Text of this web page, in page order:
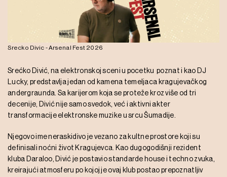
Srecko Divic - Arsenal Fest 2026
Srećko Divić, na elektronskoj sceni u pocetku poznat i kao DJ
Lucky, predstavlja jedan od kamena temeljaca kragujevačkog
andergraunda. Sa karijerom koja se proteže kroz više od tri
decenije, Divić nije samo svedok, već i aktivni akter
transformacije elektronske muzike u srcu Šumadije.
Njegovo ime neraskidivo je vezano za kultne prostore koji su
definisali noćni život Kragujevca. Kao dugogodišnji rezident
kluba Daraloo, Divić je postavio standarde house i techno zvuka,
kreirajući atmosferu po kojoj je ovaj klub postao prepoznatljiv